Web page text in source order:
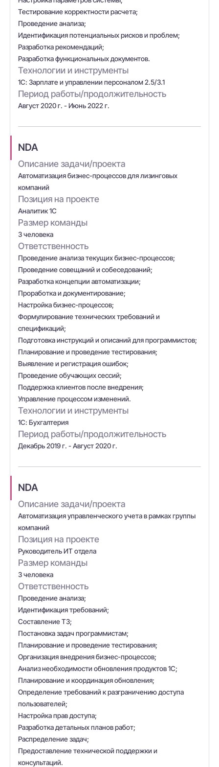
Тестирование корректности расчета;
Проведение анализа;
Идентификация потенциальных рисков и проблем;
Разработка рекомендаций;
Разработка функциональных документов.
Технологии и инструменты
1С: Зарплате и управлении персоналом 2.5/3.1
Период работы/продолжительность
Август 2020 г. - Июнь 2022 г.
NDA
Описание задачи/проекта
Автоматизация бизнес-процессов для лизинговых
компаний
Позиция на проекте
Аналитик 1С
Размер команды
3 человека
Ответственность
Проведение анализа текущих бизнес-процессов;
Проведение совещаний и собеседований;
Разработка концепции автоматизации;
Проработка и документирование;
Настройка бизнес-процессов;
Формулирование технических требований и
спецификаций;
Подготовка инструкций и описаний для программистов;
Планирование и проведение тестирования;
Выявление и регистрация ошибок;
Проведение обучающих сессий;
Поддержка клиентов после внедрения;
Управление процессом изменений.
Технологии и инструменты
1С: Бухгалтерия
Период работы/продолжительность
Декабрь 2019 г. - Август 2020 г.
NDA
Описание задачи/проекта
Автоматизация управленческого учета в рамках группы
компаний
Позиция на проекте
Руководитель ИТ отдела
Размер команды
3 человека
Ответственность
Проведение анализа;
Идентификация требований;
Составление ТЗ;
Постановка задач программистам;
Планирование и проведение тестирования;
Организация внедрения бизнес-процессов;
Анализ необходимости обновления продуктов 1С;
Планирование и координация обновления;
Определение требований к разграничению доступа
пользователей;
Настройка прав доступа;
Разработка детальных планов работ;
Распределение задач;
Предоставление технической поддержки и
консультаций.